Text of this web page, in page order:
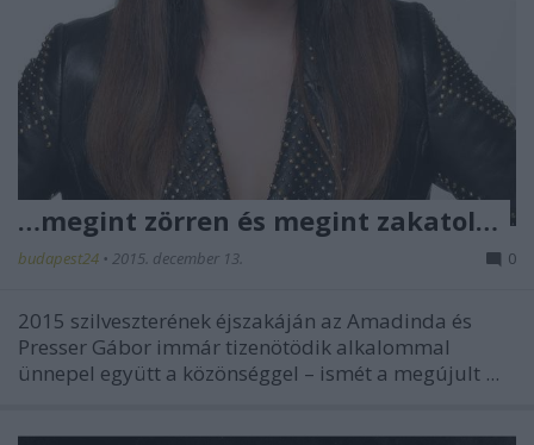
…megint zörren és megint zakatol…
budapest24 • 2015. december 13. 0
2015 szilveszterének éjszakáján az Amadinda és
Presser Gábor immár tizenötödik alkalommal
ünnepel együtt a közönséggel – ismét a megújult ...